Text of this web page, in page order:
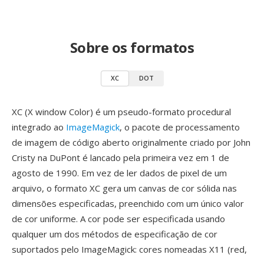
Sobre os formatos
XC DOT
XC (X window Color) é um pseudo-formato procedural
integrado ao ImageMagick, o pacote de processamento
de imagem de código aberto originalmente criado por John
Cristy na DuPont é lancado pela primeira vez em 1 de
agosto de 1990. Em vez de ler dados de pixel de um
arquivo, o formato XC gera um canvas de cor sólida nas
dimensões especificadas, preenchido com um único valor
de cor uniforme. A cor pode ser especificada usando
qualquer um dos métodos de especificação de cor
suportados pelo ImageMagick: cores nomeadas X11 (red,